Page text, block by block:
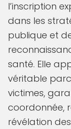
l’inscription
dans les
publique et
santé. Elle
véritable
victimes,
coordonnée,
révélation